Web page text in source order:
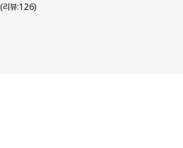
(리뷰:126)